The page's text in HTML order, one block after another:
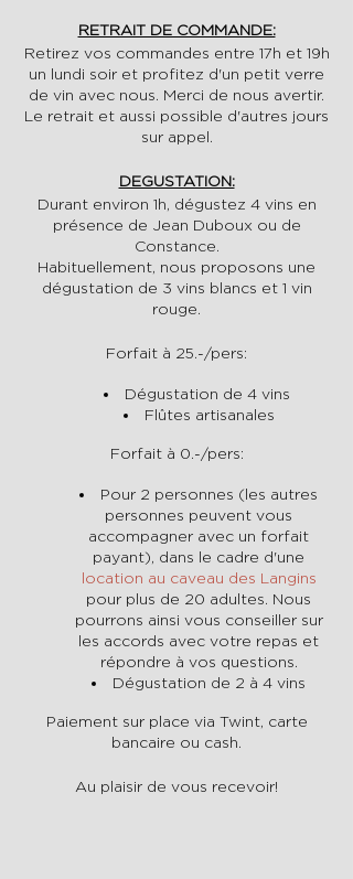
RETRAIT DE COMMANDE:
Retirez vos commandes entre 17h et 19h
un lundi soir et profitez d'un petit verre
de vin avec nous. Merci de nous avertir.
Le retrait et aussi possible d'autres jours
sur appel.
DEGUSTATION:
Durant environ 1h, dégustez 4 vins en
présence de Jean Duboux ou de
Constance.
Habituellement, nous proposons une
dégustation de 3 vins blancs et 1 vin
rouge.
Forfait à 25.-/pers:
Dégustation de 4 vins
Flûtes artisanales
Forfait à 0.-/pers:
Pour 2 personnes (les autres
personnes peuvent vous
accompagner avec un forfait
payant), dans le cadre d'une
location au caveau des Langins
pour plus de 20 adultes. Nous
pourrons ainsi vous conseiller sur
les accords avec votre repas et
répondre à vos questions.
Dégustation de 2 à 4 vins
Paiement sur place via Twint, carte
bancaire ou cash.
Au plaisir de vous recevoir!